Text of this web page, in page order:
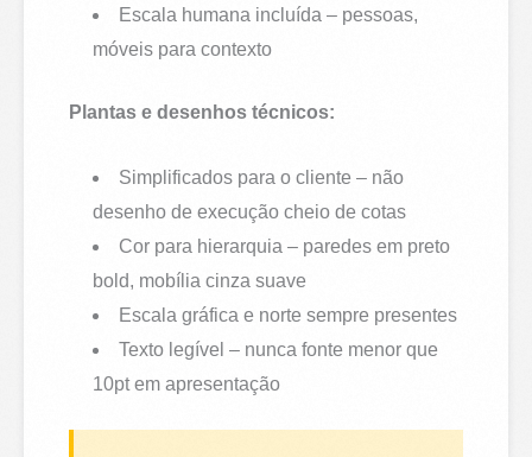
Escala humana incluída – pessoas,
móveis para contexto
Plantas e desenhos técnicos:
Simplificados para o cliente – não
desenho de execução cheio de cotas
Cor para hierarquia – paredes em preto
bold, mobília cinza suave
Escala gráfica e norte sempre presentes
Texto legível – nunca fonte menor que
10pt em apresentação